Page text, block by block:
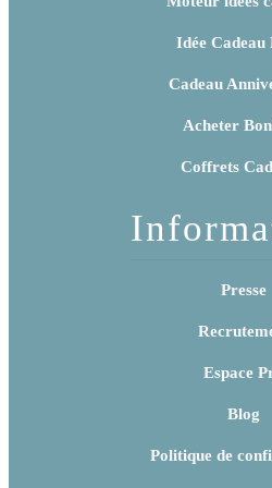
Idée Cadeau
Cadeau
Acheter
Coffrets
Presse
Espace
Blog
Politique de